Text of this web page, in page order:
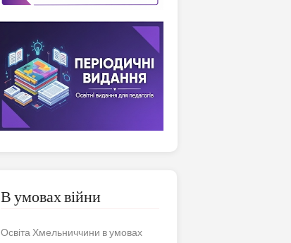
В умовах війни
Освіта Хмельниччини в умовах